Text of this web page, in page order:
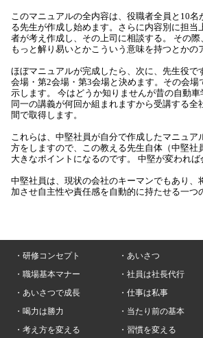
このマニュアルの全内容は、役職者全員と10
る先生が作成し始めます。さらに内容別に担
者が考え作成し、その上司に相談する。 その
もっと解り易いとかこういう意味を持つとかの
ほぼマニュアルが完成したら、次に、先生役
会場・第2会場・第3会場と決めます。その会
示します。 今はどうか知りませんが昔の自動
同一の講義が何回か組まれますから受講する
間で取得します。
これらは、中堅社員が自分で作成したマニュ
方をしますので、この教える先生自体（中堅
大きなポイントになるのです。 中堅が変われば
中堅社員は、現状の会社のキーマンでもあり
加させ自主性や責任感を自動的に持たせる一つ
・研修コンセプト ・あいさつ
・職場基本マナー
・社員は社長代行
・あいさつで成長
・仕事は私事
・喝力は勝力
・当たり前の基本
・考え方を変える
・習慣を変える